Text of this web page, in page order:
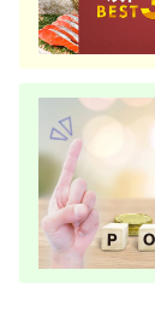
出典：ふるなび
北海道産 甘塩うに
120g (60g×2) キタム
ラサキウニ100% ミョ
ウバン不使用
寄付金額:15,000